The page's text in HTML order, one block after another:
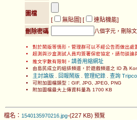
圖檔
[
無貼圖] [ 連貼機能]
刪除密碼
八個字元，刪除
對於鬧版等情形，管理群可以不經公告而做出處
超測與沙盒測試人員均簽署保密協定，請勿談論
推文字數有限制， 請善用縮網址
由島民成立的組排頻道，於遊戲頻道之 ID 為
主討論版 回報鬧版 管理紀錄 查詢
可附加圖檔類型：GIF, JPG, JPEG, PNG
附加圖檔最大上傳資料量為 1700 KB
檔名： 1540135970216.jpg-(227 KB) 預覽